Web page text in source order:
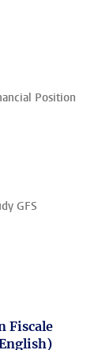
Position
GFS
Fiscale